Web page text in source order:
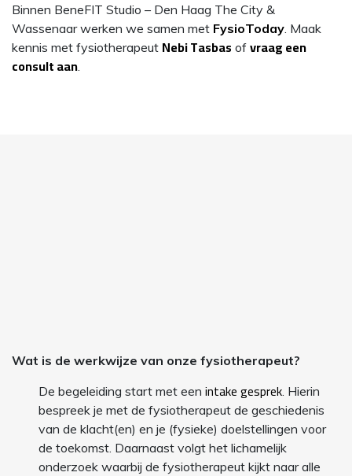
Binnen BeneFIT Studio – Den Haag The City &
Wassenaar werken we samen met FysioToday . Maak
kennis met fysiotherapeut Nebi Tasbas of vraag een
consult aan
Wat is de werkwijze van onze fysiotherapeut?
De begeleiding start met een intake gesprek . Hierin
bespreek je met de fysiotherapeut de geschiedenis
van de klacht(en) en je (fysieke) doelstellingen voor
de toekomst. Daarnaast volgt het lichamelijk
onderzoek waarbij de fysiotherapeut kijkt naar alle